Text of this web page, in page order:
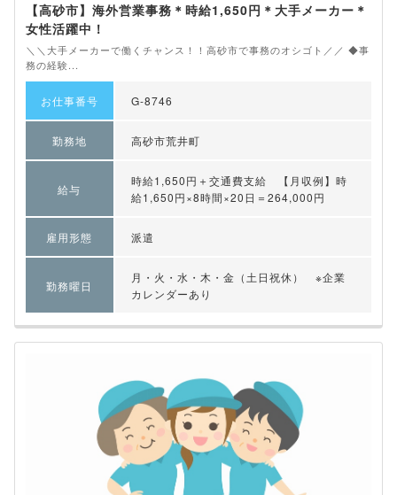
【高砂市】海外営業事務＊時給1,650円＊大手メーカー＊
女性活躍中！
＼＼大手メーカーで働くチャンス！！高砂市で事務のオシゴト／／ ◆事
務の経験...
お仕事番号 G-8746
勤務地 高砂市荒井町
給与
時給1,650円＋交通費支給 【月収例】時
給1,650円×8時間×20日＝264,000円
雇用形態 派遣
勤務曜日
月・火・水・木・金（土日祝休） ※企業
カレンダーあり